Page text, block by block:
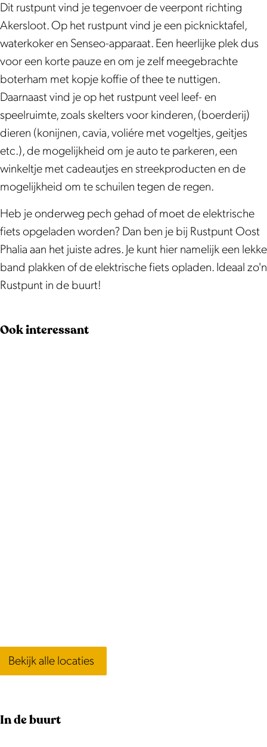
s
t
P
h
a
i
a
O
o
s
t
P
h
a
l
i
a
:
O
o
s
t
P
h
a
l
i
a
s
t
P
h
a
i
a
t
:
O
o
s
t
P
h
a
l
i
a
Dit rustpunt vind je tegenvoer de veerpont richting
Akersloot. Op het rustpunt vind je een picknicktafel,
waterkoker en Senseo-apparaat. Een heerlijke plek dus
voor een korte pauze en om je zelf meegebrachte
boterham met kopje koffie of thee te nuttigen.
Daarnaast vind je op het rustpunt veel leef- en
speelruimte, zoals skelters voor kinderen, (boerderij)
dieren (konijnen, cavia, voliére met vogeltjes, geitjes
etc.), de mogelijkheid om je auto te parkeren, een
winkeltje met cadeautjes en streekproducten en de
mogelijkheid om te schuilen tegen de regen.
Heb je onderweg pech gehad of moet de elektrische
fiets opgeladen worden? Dan ben je bij Rustpunt Oost
Phalia aan het juiste adres. Je kunt hier namelijk een lekke
band plakken of de elektrische fiets opladen. Ideaal zo'n
Rustpunt in de buurt!
Ook interessant
Bekijk alle locaties
In de buurt